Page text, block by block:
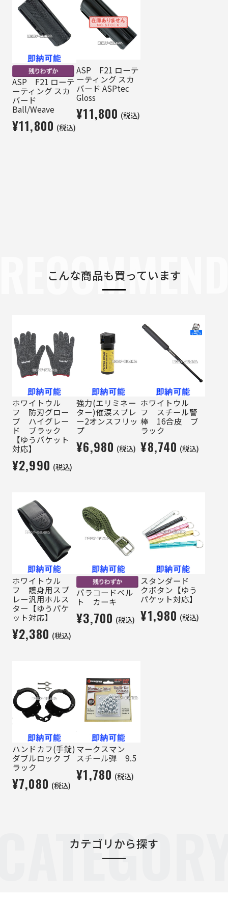
ASP F21 ローテ
ーティング スカ
バード
Ball/Weave
¥11,800 (税込)
ASP F21 ローテ
ーティング スカ
バード ASPtec
Gloss
¥11,800 (税込)
こんな商品も買っています
ホワイトウル
フ 防刃グロー
ブ ハイグレー
ド ブラック
【ゆうパケット
対応】
¥2,990 (税込)
強力(エリミネー
ター)催涙スプレ
ー2オンスフリッ
プ
¥6,980 (税込)
ホワイトウル
フ スチール警
棒 16合皮 ブ
ラック
¥8,740 (税込)
ホワイトウル
フ 護身用スプ
レー汎用ホルス
ター【ゆうパケ
ット対応】
¥2,380 (税込)
パラコードベル
ト カーキ
¥3,700 (税込)
スタンダード
クボタン【ゆう
パケット対応】
¥1,980 (税込)
ハンドカフ(手錠)
ダブルロック ブ
ラック
¥7,080 (税込)
マークスマン
スチール弾 9.5
¥1,780 (税込)
カテゴリから探す